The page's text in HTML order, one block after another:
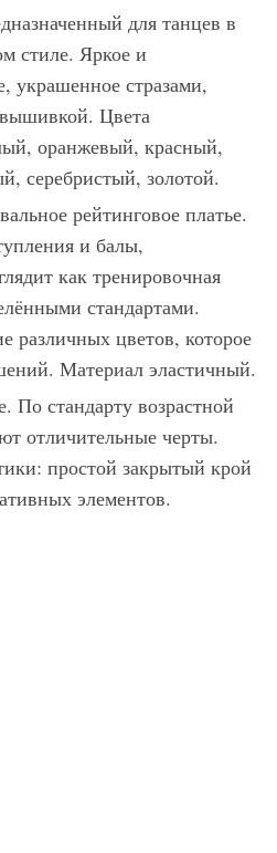
для танцев в
стиле. Яркое и
украшенное стразами,
Цвета
оранжевый, красный,
серебристый, золотой.
рейтинговое платье.
и балы,
как тренировочная
стандартами.
различных цветов, которое
Материал эластичный.
По стандарту возрастной
отличительные черты.
простой закрытый крой
элементов.